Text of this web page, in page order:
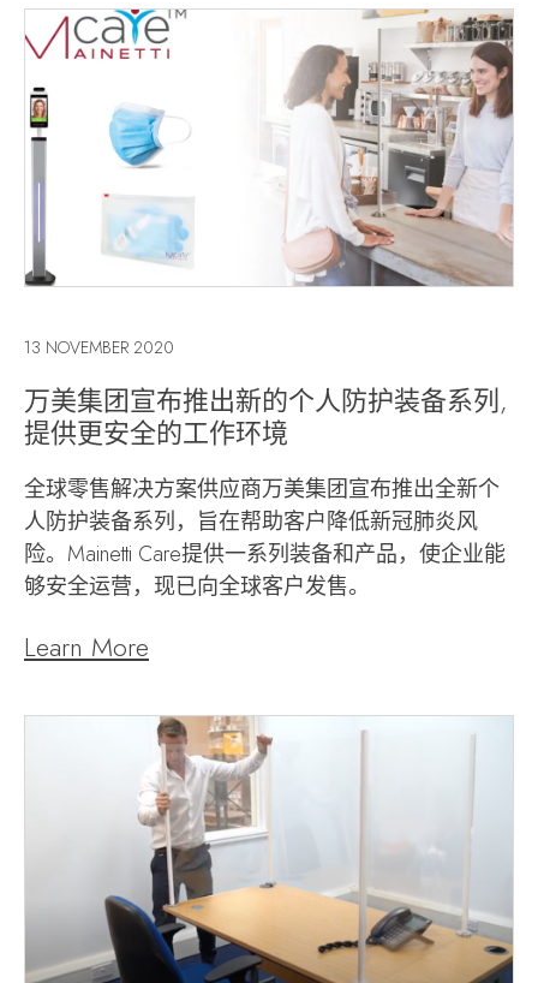
13 NOVEMBER 2020
万美集团宣布推出新的个人防护装备系列,
提供更安全的工作环境
全球零售解决方案供应商万美集团宣布推出全新个
人防护装备系列，旨在帮助客户降低新冠肺炎风
险。Mainetti Care提供一系列装备和产品，使企业能
够安全运营，现已向全球客户发售。
Learn More